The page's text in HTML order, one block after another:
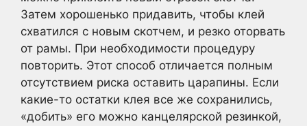
Затем хорошенько придавить, чтобы клей
схватился с новым скотчем, и резко оторвать
от рамы. При необходимости процедуру
повторить. Этот способ отличается полным
отсутствием риска оставить царапины. Если
какие-то остатки клея все же сохранились,
«добить» его можно канцелярской резинкой,